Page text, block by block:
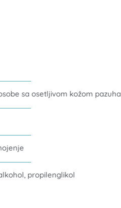
sa osetljivom kožom pazuha
propilenglikol